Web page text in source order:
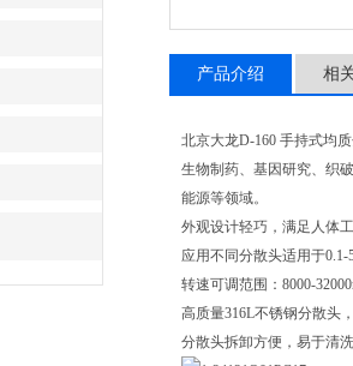
产品介绍 相
北京大龙D-160 手持式均
生物制药、基因研究、织
能源等领域。
外观设计轻巧，满足人体
应用不同分散头适用于0.1-
转速可调范围：8000-
高质量316L不锈钢分散头
分散头拆卸方便，易于清